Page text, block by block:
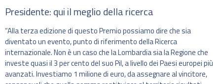
Presidente: qui il meglio della ricerca
“Alla terza edizione di questo Premio possiamo dire che sia
diventato un evento, punto di riferimento della Ricerca
internazionale. Non è un caso che la Lombardia sia la Regione che
investe quasi il 3 per cento del suo Pil, a livello dei Paesi europei più
avanzati. Investiamo 1 milione di euro, da assegnare al vincitore,